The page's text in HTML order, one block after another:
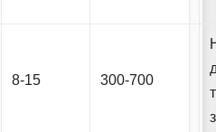
8-15 300-700